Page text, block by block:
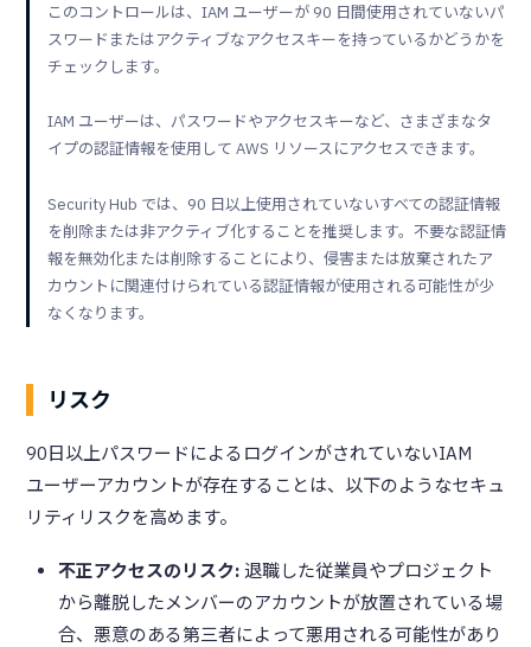
このコントロールは、IAM ユーザーが 90 日間使用されていないパ
スワードまたはアクティブなアクセスキーを持っているかどうかを
チェックします。
IAM ユーザーは、パスワードやアクセスキーなど、さまざまなタ
イプの認証情報を使用して AWS リソースにアクセスできます。
Security Hub では、90 日以上使用されていないすべての認証情報
を削除または非アクティブ化することを推奨します。不要な認証情
報を無効化または削除することにより、侵害または放棄されたア
カウントに関連付けられている認証情報が使用される可能性が少
なくなります。
リスク
90日以上パスワードによるログインがされていないIAM
ユーザーアカウントが存在することは、以下のようなセキュ
リティリスクを高めます。
不正アクセスのリスク:退職した従業員やプロジェクト
から離脱したメンバーのアカウントが放置されている場
合、悪意のある第三者によって悪用される可能性があり